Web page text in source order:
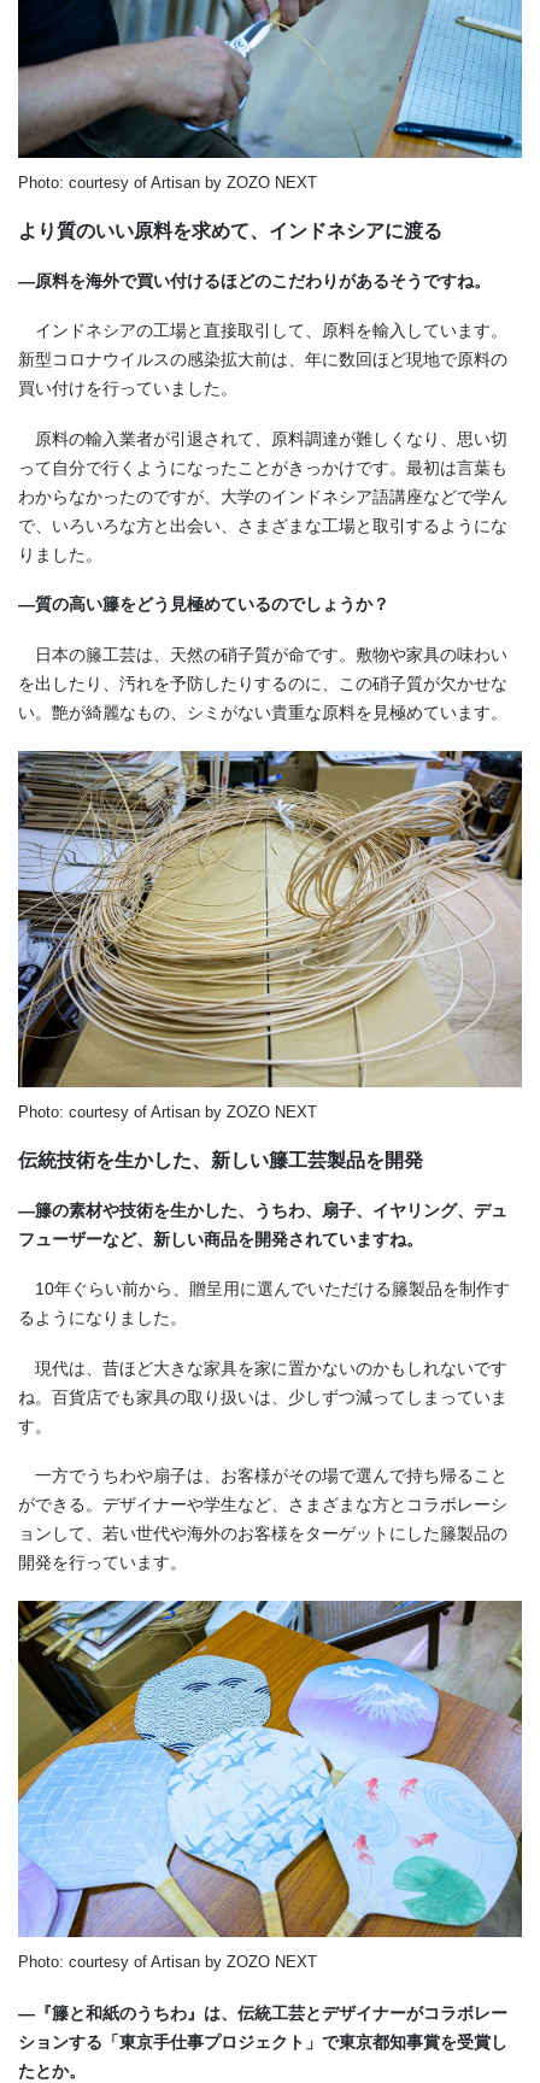
Photo: courtesy of Artisan by ZOZO NEXT
より質のいい原料を求めて、インドネシアに渡る
―原料を海外で買い付けるほどのこだわりがあるそうですね。
インドネシアの工場と直接取引して、原料を輸入しています。
新型コロナウイルスの感染拡大前は、年に数回ほど現地で原料の
買い付けを行っていました。
原料の輸入業者が引退されて、原料調達が難しくなり、思い切
って自分で行くようになったことがきっかけです。最初は言葉も
わからなかったのですが、大学のインドネシア語講座などで学ん
で、いろいろな方と出会い、さまざまな工場と取引するようにな
りました。
―質の高い籐をどう見極めているのでしょうか？
日本の籐工芸は、天然の硝子質が命です。敷物や家具の味わい
を出したり、汚れを予防したりするのに、この硝子質が欠かせな
い。艶が綺麗なもの、シミがない貴重な原料を見極めています。
Photo: courtesy of Artisan by ZOZO NEXT
伝統技術を生かした、新しい籐工芸製品を開発
―籐の素材や技術を生かした、うちわ、扇子、イヤリング、デュ
フューザーなど、新しい商品を開発されていますね。
10年ぐらい前から、贈呈用に選んでいただける籐製品を制作す
るようになりました。
現代は、昔ほど大きな家具を家に置かないのかもしれないです
ね。百貨店でも家具の取り扱いは、少しずつ減ってしまっていま
す。
一方でうちわや扇子は、お客様がその場で選んで持ち帰ること
ができる。デザイナーや学生など、さまざまな方とコラボレーシ
ョンして、若い世代や海外のお客様をターゲットにした籐製品の
開発を行っています。
Photo: courtesy of Artisan by ZOZO NEXT
―『籐と和紙のうちわ』は、伝統工芸とデザイナーがコラボレー
ションする「東京手仕事プロジェクト」で東京都知事賞を受賞し
たとか。